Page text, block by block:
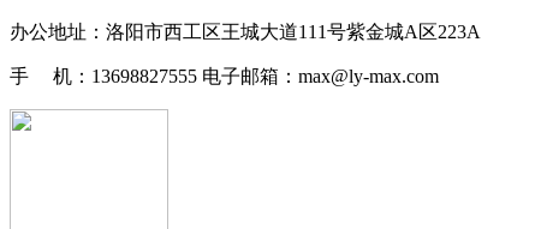
办公地址：洛阳市西工区王城大道111号紫金城A区223A
手 机：13698827555 电子邮箱：max@ly-max.com